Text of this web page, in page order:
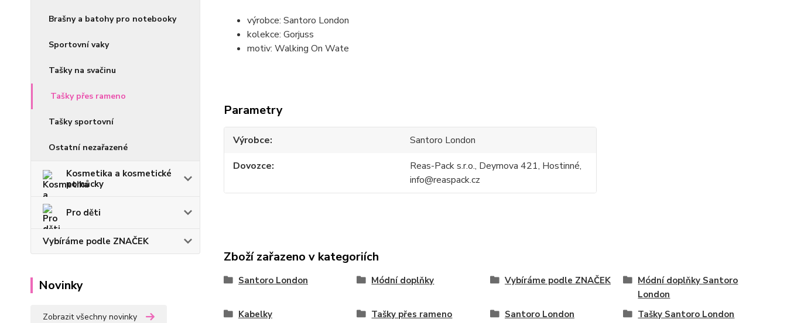
Brašny a batohy pro notebooky
Sportovní vaky
Tašky na svačinu
Tašky přes rameno
Tašky sportovní
Ostatní nezařazené
Kosmetika a kosmetické
pomůcky
Pro děti
Vybíráme podle ZNAČEK
Novinky
Zobrazit všechny novinky
výrobce: Santoro London
kolekce: Gorjuss
motiv: Walking On Wate
Parametry
Výrobce
Santoro London
Dovozce
Reas-Pack s.r.o., Deymova 421, Hostinné,
info@reaspack.cz
Zboží zařazeno v kategoriích
Santoro London Módní doplňky Vybíráme podle ZNAČEK
Módní doplňky Santoro
London
Kabelky
Tašky přes rameno Santoro London Tašky Santoro London